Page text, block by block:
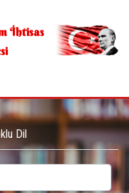
İhtisas
Dil